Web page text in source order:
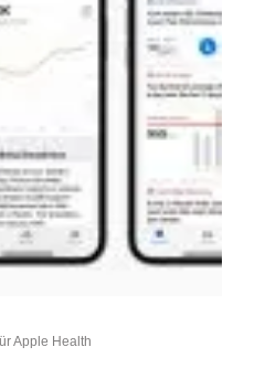
Apple Health